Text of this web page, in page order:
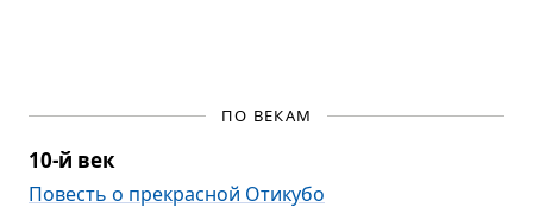
ПО ВЕКАМ
10-й век
Повесть о прекрасной Отикубо